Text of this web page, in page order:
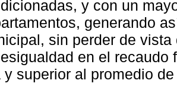
y con un
generando
sin perder de
en el recaudo
y superior al promedio